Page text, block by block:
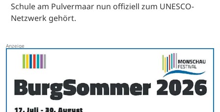
Schule am Pulvermaar nun offiziell zum UNESCO-
Netzwerk gehört.